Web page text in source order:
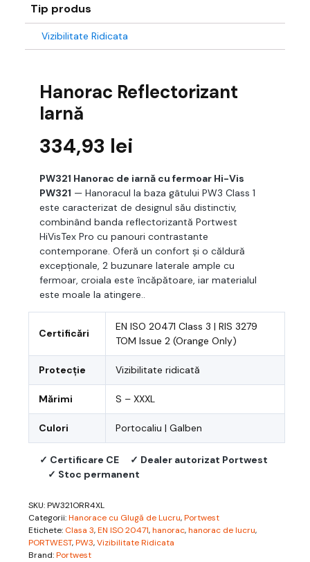
Tip produs
Vizibilitate Ridicata
Hanorac Reflectorizant
Iarnă
334,93 lei
PW321 Hanorac de iarnă cu fermoar Hi-Vis
PW321 — Hanoracul la baza gâtului PW3 Class 1
este caracterizat de designul său distinctiv,
combinând banda reflectorizantă Portwest
HiVisTex Pro cu panouri contrastante
contemporane. Oferă un confort și o căldură
excepționale, 2 buzunare laterale ample cu
fermoar, croiala este încăpătoare, iar materialul
este moale la atingere..
Certificări
EN ISO 20471 Class 3 | RIS 3279
TOM Issue 2 (Orange Only)
Protecție Vizibilitate ridicată
Mărimi S – XXXL
Culori Portocaliu | Galben
✓ Certificare CE
✓ Dealer autorizat Portwest
✓ Stoc permanent
SKU:PW321ORR4XL
Categorii:Hanorace cu Glugă de Lucru,Portwest
Etichete: Clasa 3,EN ISO 20471,hanorac,hanorac de lucru,
PORTWEST,PW3,Vizibilitate Ridicata
Brand:Portwest